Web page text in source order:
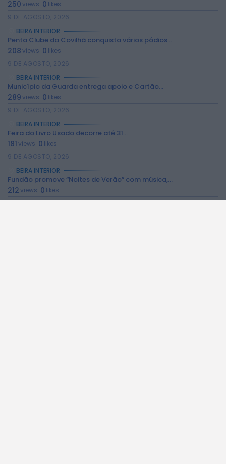
2026 Rádio Caria. Todos os direitos
reservados.
250views 0 likes
9 DE AGOSTO, 2026
BEIRA INTERIOR
Penta Clube da Covilhã conquista vários pódios...
208views 0 likes
9 DE AGOSTO, 2026
BEIRA INTERIOR
Município da Guarda entrega apoio e Cartão...
289views 0 likes
9 DE AGOSTO, 2026
BEIRA INTERIOR
Feira do Livro Usado decorre até 31...
181views 0 likes
9 DE AGOSTO, 2026
BEIRA INTERIOR
Fundão promove “Noites de Verão” com música,...
212views 0 likes